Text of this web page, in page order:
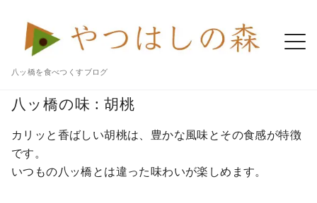
八ッ橋を食べつくすブログ
八ッ橋の味 : 胡桃
カリッと香ばしい胡桃は、豊かな風味とその食感が特徴
です。
いつもの八ッ橋とは違った味わいが楽しめます。